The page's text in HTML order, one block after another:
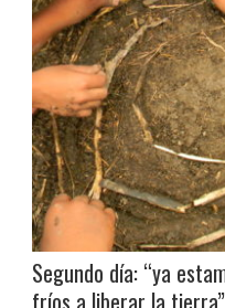
Segundo día: “ya